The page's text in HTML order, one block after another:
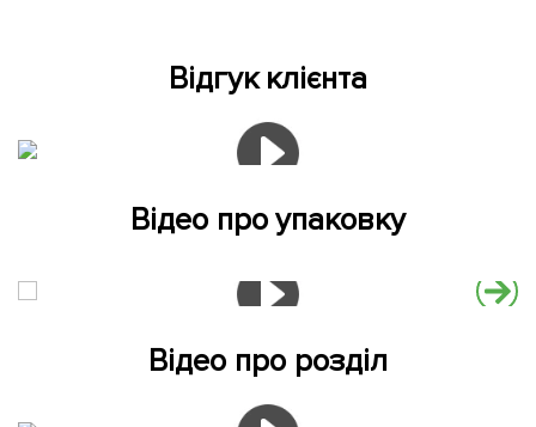
Відгук клієнта
Відео про упаковку
Відео про розділ